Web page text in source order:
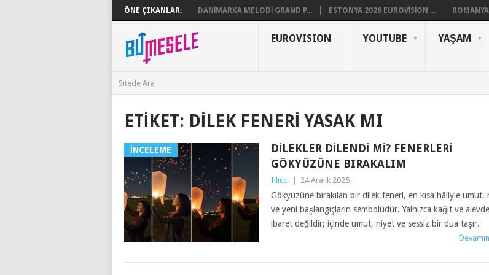
ÖNE ÇIKANLAR: DANIMARKA MELODI GRAND P... ESTONYA 2026 EUROVISION ...
EUROVISION YOUTUBE YAŞAM
ETIKET: DILEK FENERI YASAK MI
İNCELEME
DILEKLER DILENDI MI? FENERLERI
GÖKYÜZÜNE BIRAKALIM
filicci 24 Aralık 2025
Gökyüzüne bırakılan bir dilek feneri, en kısa hâliyle umut,
ve yeni başlangıçların sembolüdür. Yalnızca kağıt ve
ibaret değildir; içinde umut, niyet ve sessiz bir dua taşır.